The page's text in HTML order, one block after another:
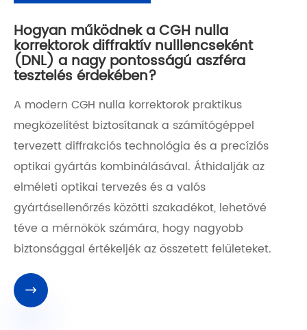
Hogyan működnek a CGH nulla
korrektorok diffraktív nulllencseként
(DNL) a nagy pontosságú aszféra
tesztelés érdekében?
A modern CGH nulla korrektorok praktikus
megközelítést biztosítanak a számítógéppel
tervezett diffrakciós technológia és a precíziós
optikai gyártás kombinálásával. Áthidalják az
elméleti optikai tervezés és a valós
gyártásellenőrzés közötti szakadékot, lehetővé
téve a mérnökök számára, hogy nagyobb
biztonsággal értékeljék az összetett felületeket.
